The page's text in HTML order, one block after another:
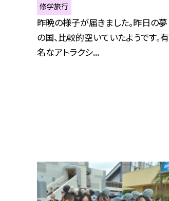
修学旅行
昨晩の様子が届きました。昨日の夢
の国、比較的空いていたようです。有
名なアトラクシ...